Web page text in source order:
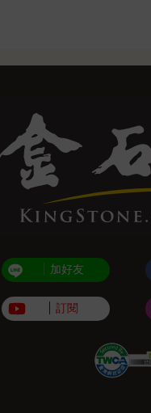
加好友
訂閱